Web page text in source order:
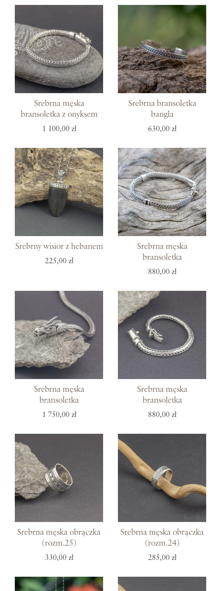
Srebrna męska
bransoletka z onyksem
1 100,00 zł
Srebrna bransoletka
bangla
630,00 zł
Srebrny wisior z hebanem
225,00 zł
Srebrna męska
bransoletka
880,00 zł
Srebrna męska
bransoletka
1 750,00 zł
Srebrna męska
bransoletka
880,00 zł
Srebrna męska obrączka
(rozm.25)
330,00 zł
Srebrna męska obrączka
(rozm.24)
285,00 zł